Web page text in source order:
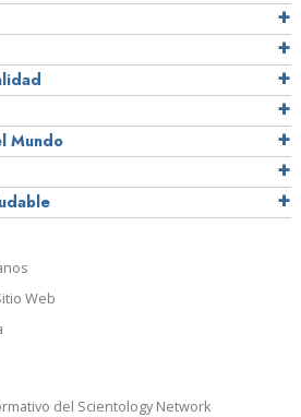
Mundo
Web
del Scientology Network